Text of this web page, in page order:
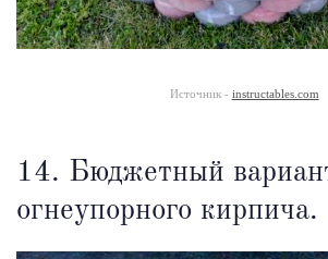
Источник - instructables.com
14. Бюджетный
огнеупорного кирпича.